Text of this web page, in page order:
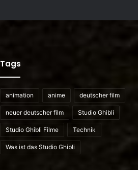
Tags
animation anime deutscher film
neuer deutscher film Studio Ghibli
Studio Ghibli Filme Technik
Was ist das Studio Ghibli